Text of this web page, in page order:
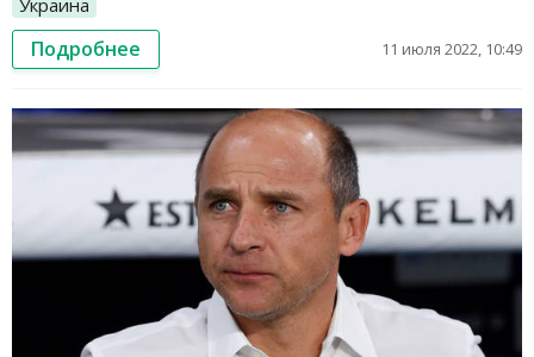
Подробнее 11 июля 2022, 10:49